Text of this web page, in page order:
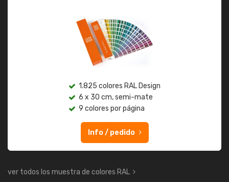
1.825 colores RAL Design
6 x 30 cm, semi-mate
9 colores por página
Info / pedido
ver todos los muestra de colores RAL